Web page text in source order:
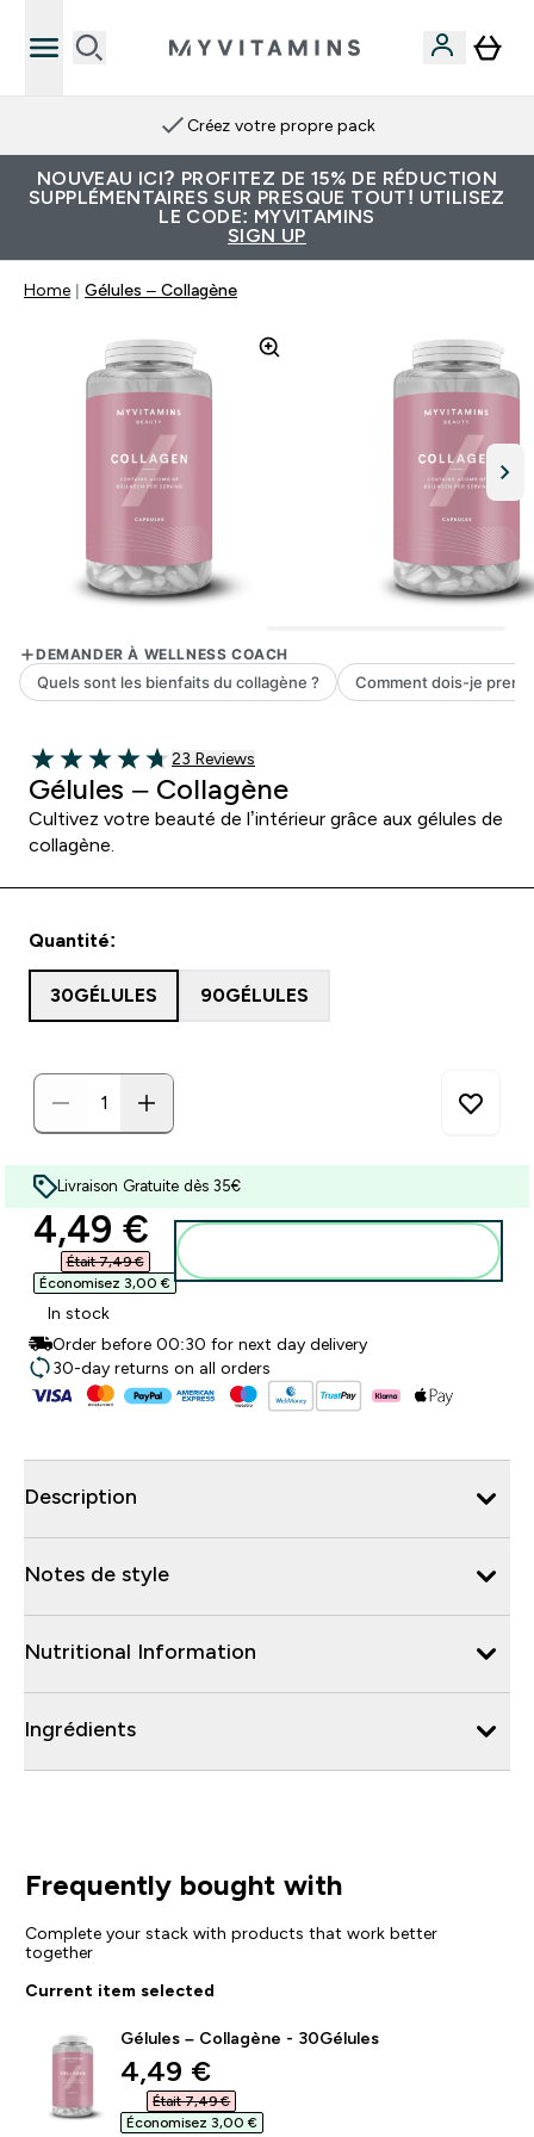
Créez votre propre pack
NOUVEAU ICI? PROFITEZ DE 15% DE RÉDUCTION
SUPPLÉMENTAIRES SUR PRESQUE TOUT! UTILISEZ
LE CODE: MYVITAMINS
SIGN UP
Home Gélules – Collagène
4.7 out of 5 stars
23 customer reviews
23 Reviews
Gélules – Collagène
Cultivez votre beauté de l’intérieur grâce aux gélules de
collagène.
Quantité:
30GÉLULES 90GÉLULES
Livraison Gratuite dès 35€
discounted price
4,49 €‎
Était 7,49 €‎
Économisez 3,00 €‎
In stock
Order before 00:30 for next day delivery
30-day returns on all orders
Description
Notes de style
Nutritional Information
Ingrédients
Frequently bought with
Complete your stack with products that work better
together
Current item selected
Gélules – Collagène - 30Gélules
discounted price
4,49 €‎
Était 7,49 €‎
Économisez 3,00 €‎